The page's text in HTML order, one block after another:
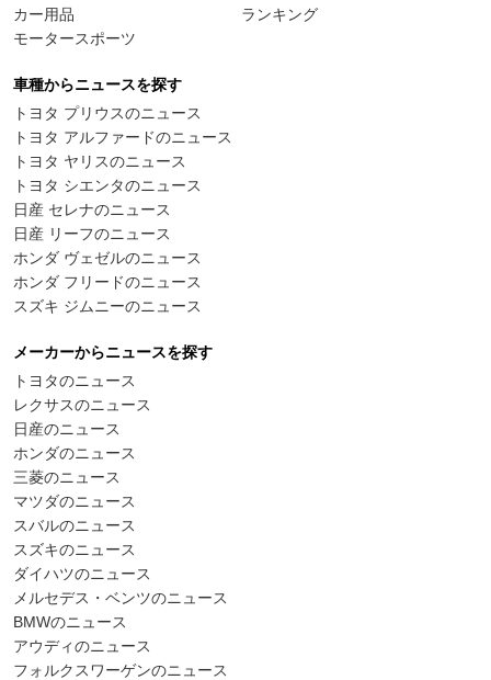
カー用品
モータースポーツ
ランキング
車種からニュースを探す
トヨタ プリウスのニュース
トヨタ アルファードのニュース
トヨタ ヤリスのニュース
トヨタ シエンタのニュース
日産 セレナのニュース
日産 リーフのニュース
ホンダ ヴェゼルのニュース
ホンダ フリードのニュース
スズキ ジムニーのニュース
メーカーからニュースを探す
トヨタのニュース
レクサスのニュース
日産のニュース
ホンダのニュース
三菱のニュース
マツダのニュース
スバルのニュース
スズキのニュース
ダイハツのニュース
メルセデス・ベンツのニュース
BMWのニュース
アウディのニュース
フォルクスワーゲンのニュース